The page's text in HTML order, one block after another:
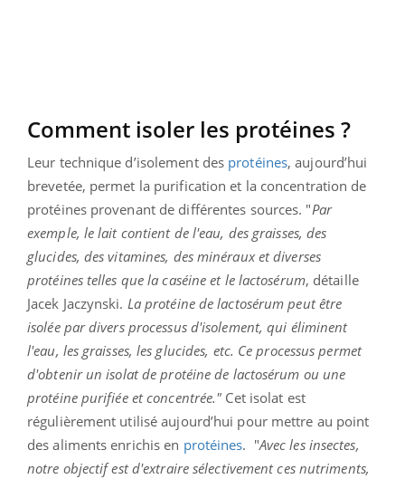
Comment isoler les protéines ?
Leur technique d’isolement des protéines, aujourd’hui
brevetée, permet la purification et la concentration de
protéines provenant de différentes sources. "Par
exemple, le lait contient de l'eau, des graisses, des
glucides, des vitamines, des minéraux et diverses
protéines telles que la caséine et le lactosérum, détaille
Jacek Jaczynski. La protéine de lactosérum peut être
isolée par divers processus d'isolement, qui éliminent
l'eau, les graisses, les glucides, etc. Ce processus permet
d'obtenir un isolat de protéine de lactosérum ou une
protéine purifiée et concentrée." Cet isolat est
régulièrement utilisé aujourd’hui pour mettre au point
des aliments enrichis en protéines. "Avec les insectes,
notre objectif est d'extraire sélectivement ces nutriments,